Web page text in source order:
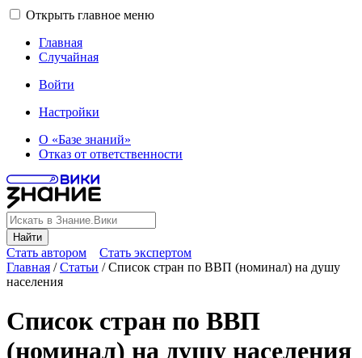
Открыть главное меню
Главная
Случайная
Войти
Настройки
О «Базе знаний»
Отказ от ответственности
Найти
Стать автором
Стать экспертом
Главная /Статьи /Список стран по ВВП (номинал) на душу
населения
Список стран по ВВП
(номинал) на душу населения